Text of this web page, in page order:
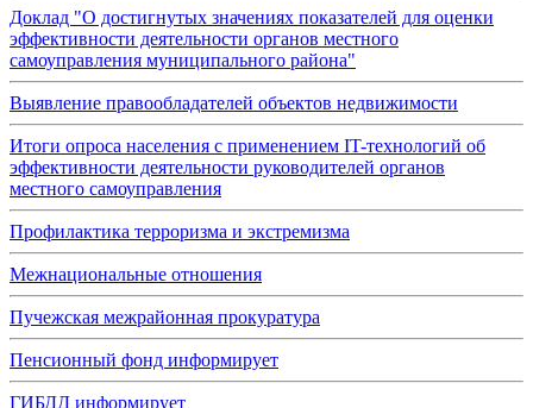
Доклад "О достигнутых значениях показателей для оценки
эффективности деятельности органов местного
самоуправления муниципального района"
Выявление правообладателей объектов недвижимости
Итоги опроса населения с применением IT-технологий об
эффективности деятельности руководителей органов
местного самоуправления
Профилактика терроризма и экстремизма
Межнациональные отношения
Пучежская межрайонная прокуратура
Пенсионный фонд информирует
ГИБДД информирует